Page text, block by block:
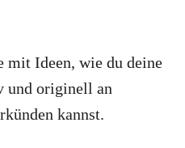
mit Ideen, wie du deine
und originell an
kannst.